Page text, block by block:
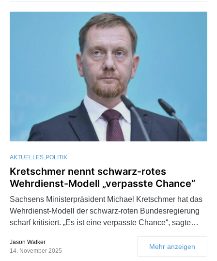
AKTUELLES POLITIK
Kretschmer nennt schwarz-rotes
Wehrdienst-Modell „verpasste Chance“
Sachsens Ministerpräsident Michael Kretschmer hat das
Wehrdienst-Modell der schwarz-roten Bundesregierung
scharf kritisiert. „Es ist eine verpasste Chance“, sagte…
Jason Walker
14. November 2025
Mehr anzeigen